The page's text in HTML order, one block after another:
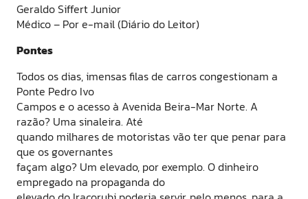
Geraldo Siffert Junior
Médico – Por e-mail (Diário do Leitor)
Pontes
Todos os dias, imensas filas de carros congestionam a
Ponte Pedro Ivo
Campos e o acesso à Avenida Beira-Mar Norte. A
razão? Uma sinaleira. Até
quando milhares de motoristas vão ter que penar para
que os governantes
façam algo? Um elevado, por exemplo. O dinheiro
empregado na propaganda do